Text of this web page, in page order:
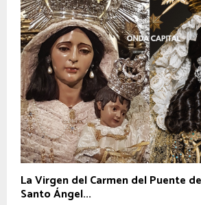
La Virgen del Carmen del Puente
Santo Ángel...